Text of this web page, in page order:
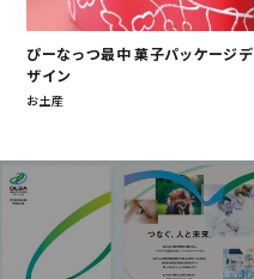
ぴーなっつ最中 菓子パッケージデ
ザイン
お土産